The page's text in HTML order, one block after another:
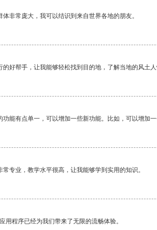
非常庞大，我可以结识到来自世界各地的朋友。
的好帮手，让我能够轻松找到目的地，了解当地的风土
功能有点单一，可以增加一些新功能。比如，可以增加
专业，教学水平很高，让我能够学到实用的知识。
用程序已经为我们带来了无限的流畅体验。